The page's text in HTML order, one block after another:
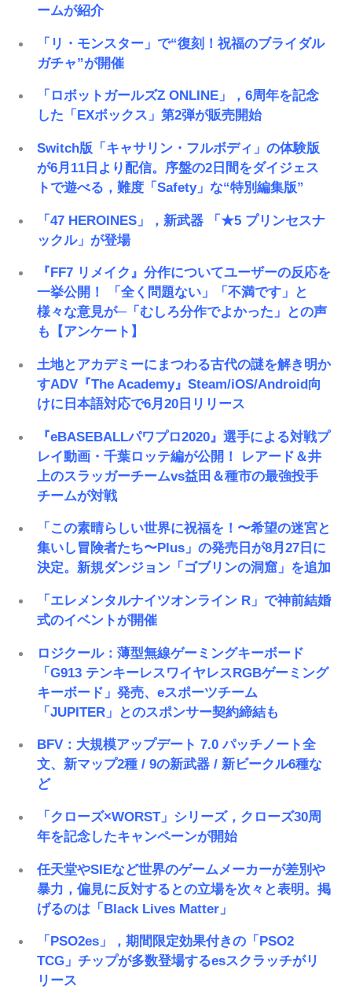
ームが紹介
「リ・モンスター」で“復刻！祝福のブライダル
ガチャ”が開催
「ロボットガールズZ ONLINE」，6周年を記念
した「EXボックス」第2弾が販売開始
Switch版「キャサリン・フルボディ」の体験版
が6月11日より配信。序盤の2日間をダイジェス
トで遊べる，難度「Safety」な“特別編集版”
「47 HEROINES」，新武器 「★5 プリンセスナ
ックル」が登場
『FF7 リメイク』分作についてユーザーの反応を
一挙公開！ 「全く問題ない」「不満です」と
様々な意見が─「むしろ分作でよかった」との声
も【アンケート】
土地とアカデミーにまつわる古代の謎を解き明か
すADV『The Academy』Steam/iOS/Android向
けに日本語対応で6月20日リリース
『eBASEBALLパワプロ2020』選手による対戦プ
レイ動画・千葉ロッテ編が公開！ レアード＆井
上のスラッガーチームvs益田＆種市の最強投手
チームが対戦
「この素晴らしい世界に祝福を！〜希望の迷宮と
集いし冒険者たち〜Plus」の発売日が8月27日に
決定。新規ダンジョン「ゴブリンの洞窟」を追加
「エレメンタルナイツオンライン R」で神前結婚
式のイベントが開催
ロジクール：薄型無線ゲーミングキーボード
「G913 テンキーレスワイヤレスRGBゲーミング
キーボード」発売、eスポーツチーム
「JUPITER」とのスポンサー契約締結も
BFV：大規模アップデート 7.0 パッチノート全
文、新マップ2種 / 9の新武器 / 新ビークル6種な
ど
「クローズ×WORST」シリーズ，クローズ30周
年を記念したキャンペーンが開始
任天堂やSIEなど世界のゲームメーカーが差別や
暴力，偏見に反対するとの立場を次々と表明。掲
げるのは「Black Lives Matter」
「PSO2es」，期間限定効果付きの「PSO2
TCG」チップが多数登場するesスクラッチがリ
リース